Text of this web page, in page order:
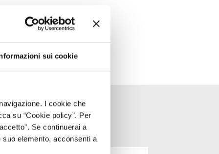
sui cookie
I cookie che
su “Cookie policy”. Per
Se continuerai a
suo elemento, acconsenti a